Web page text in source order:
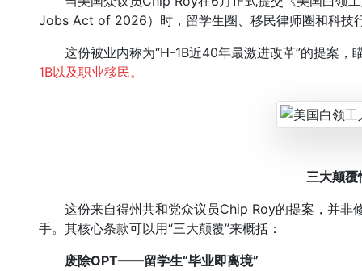
Jobs Act of 2026）时，留学生圈、移民律师圈和科技
这份被业内称为“H-1B近40年最激进改革”的提案，
1B以及职业移民。
三大颠覆
这份来自得州共和党众议员Chip Roy的提案，并非
手。其核心条款可以用“三大颠覆”来概括：
废除OPT——留学生“毕业即离境”